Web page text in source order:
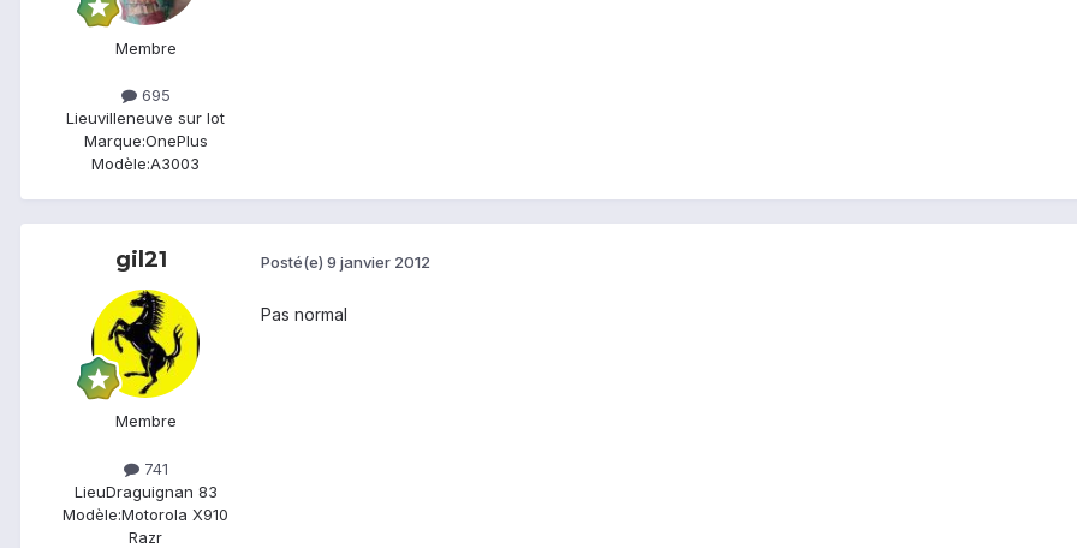
Membre
695
Lieuvilleneuve sur lot
Marque:OnePlus
Modèle:A3003
gil21
Membre
741
LieuDraguignan 83
Modèle:Motorola X910
Razr
Posté(e) 9 janvier 2012
Pas normal